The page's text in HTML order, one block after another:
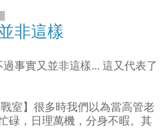
非這樣
事實又並非這樣... 這又代表了
室】很多時我們以為當高管老
碌，日理萬機，分身不暇。其